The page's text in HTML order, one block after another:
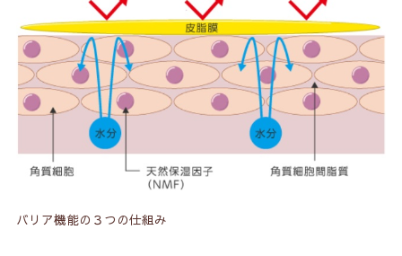
バリア機能の３つの仕組み